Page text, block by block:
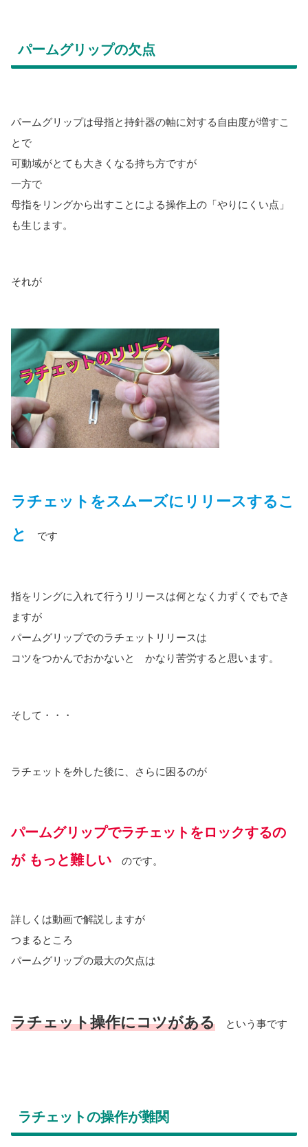
パームグリップの欠点
パームグリップは母指と持針器の軸に対する自由度が増すこ
とで
可動域がとても大きくなる持ち方ですが
一方で
母指をリングから出すことによる操作上の「やりにくい点」
も生じます。
それが
ラチェットをスムーズにリリースするこ
と
です
指をリングに入れて行うリリースは何となく力ずくでもでき
ますが
パームグリップでのラチェットリリースは
コツをつかんでおかないと かなり苦労すると思います。
そして・・・
ラチェットを外した後に、さらに困るのが
パームグリップでラチェットをロックするの
が もっと難しい のです。
詳しくは動画で解説しますが
つまるところ
パームグリップの最大の欠点は
ラチェット操作にコツがある という事です
ラチェットの操作が難関